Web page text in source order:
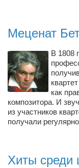
Меценат
В 1808
как
композитора. И
из участников
получали
Хиты среди